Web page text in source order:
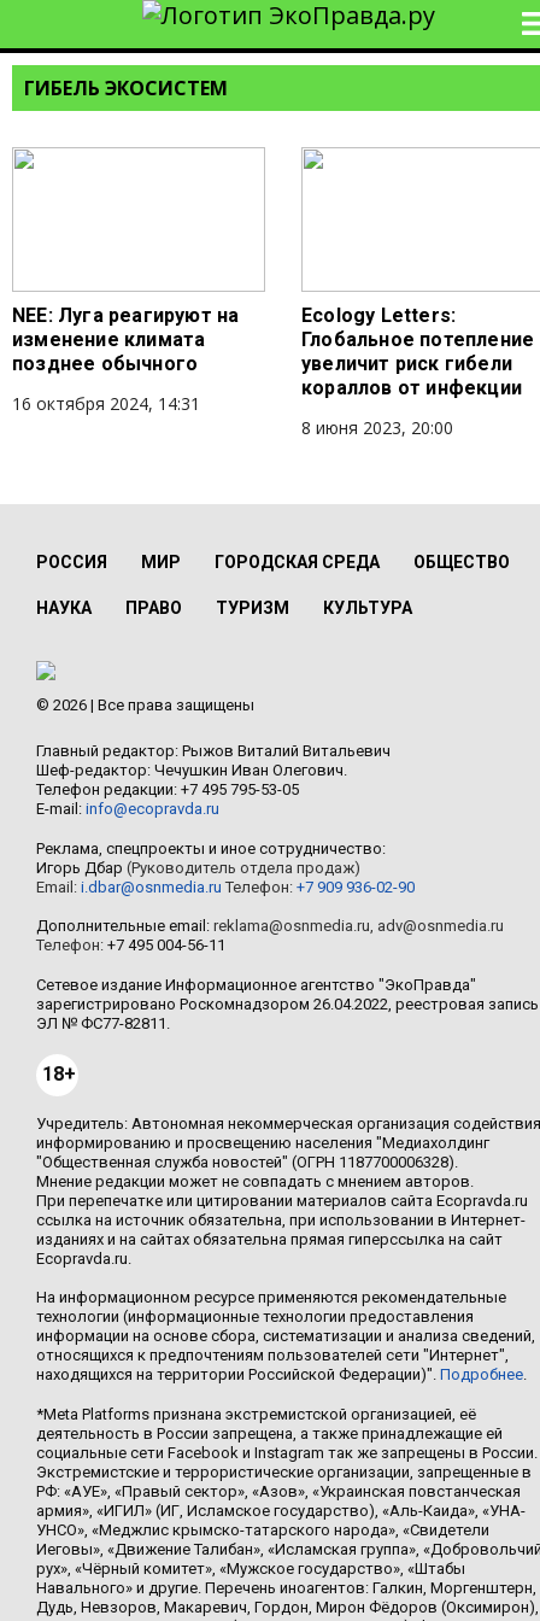
ГИБЕЛЬ ЭКОСИСТЕМ
NEE: Луга реагируют на
изменение климата
позднее обычного
16 октября 2024, 14:31
Ecology Letters:
Глобальное потепление
увеличит риск гибели
кораллов от инфекции
8 июня 2023, 20:00
РОССИЯ МИР ГОРОДСКАЯ СРЕДА ОБЩЕСТВО
НАУКА ПРАВО ТУРИЗМ КУЛЬТУРА
© 2026 | Все права защищены
Главный редактор: Рыжов Виталий Витальевич
Шеф-редактор: Чечушкин Иван Олегович.
Телефон редакции: +7 495 795-53-05
E-mail: info@ecopravda.ru
Реклама, спецпроекты и иное сотрудничество:
Игорь Дбар (Руководитель отдела продаж)
Email: i.dbar@osnmedia.ru Телефон: +7 909 936-02-90
Дополнительные email: reklama@osnmedia.ru, adv@osnmedia.ru
Телефон: +7 495 004-56-11
Сетевое издание Информационное агентство "ЭкоПравда"
зарегистрировано Роскомнадзором 26.04.2022, реестровая запись
ЭЛ № ФС77-82811.
18+
Учредитель: Автономная некоммерческая организация содействия
информированию и просвещению населения "Медиахолдинг
"Общественная служба новостей" (ОГРН 1187700006328).
Мнение редакции может не совпадать с мнением авторов.
При перепечатке или цитировании материалов сайта Ecopravda.ru
ссылка на источник обязательна, при использовании в Интернет-
изданиях и на сайтах обязательна прямая гиперссылка на сайт
Ecopravda.ru.
На информационном ресурсе применяются рекомендательные
технологии (информационные технологии предоставления
информации на основе сбора, систематизации и анализа сведений,
относящихся к предпочтениям пользователей сети "Интернет",
находящихся на территории Российской Федерации)". Подробнее.
*Meta Platforms признана экстремистской организацией, её
деятельность в России запрещена, а также принадлежащие ей
социальные сети Facebook и Instagram так же запрещены в России.
Экстремистские и террористические организации, запрещенные в
РФ: «АУЕ», «Правый сектор», «Азов», «Украинская повстанческая
армия», «ИГИЛ» (ИГ, Исламское государство), «Аль-Каида», «УНА-
УНСО», «Меджлис крымско-татарского народа», «Свидетели
Иеговы», «Движение Талибан», «Исламская группа»,
рух», «Чёрный комитет», «Мужское государство», «Штабы
Навального» и другие. Перечень иноагентов: Галкин, Моргенштерн,
Дудь, Невзоров, Макаревич, Гордон, Мирон Фёдоров (Оксимирон),